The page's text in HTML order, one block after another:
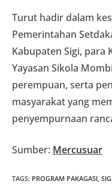
Turut hadir dalam
Pemerintahan
Kabupaten Sigi, para
Yayasan Sikola
perempuan, serta
masyarakat yang
penyempurnaan
Sumber: Mercusuar
TAGS: PROGRAM PAKAGASI,